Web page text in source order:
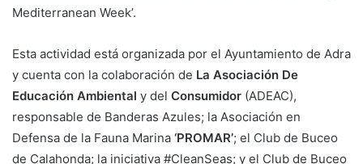
Mediterranean Week’.
Esta actividad está organizada por el Ayuntamiento de Adra
y cuenta con la colaboración de La Asociación De
Educación Ambiental y del Consumidor (ADEAC),
responsable de Banderas Azules; la Asociación en
Defensa de la Fauna Marina ‘PROMAR’; el Club de Buceo
de Calahonda; la iniciativa #CleanSeas; y el Club de Buceo